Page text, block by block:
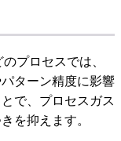
プロセスでは、
ターン精度に影響
で、プロセスガス
を抑えます。